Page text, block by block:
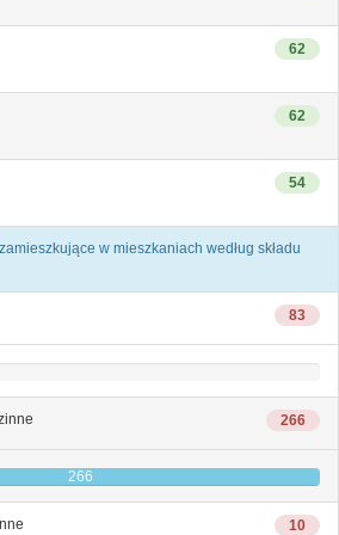
62
62
54
w mieszkaniach według składu
83
266
266
10